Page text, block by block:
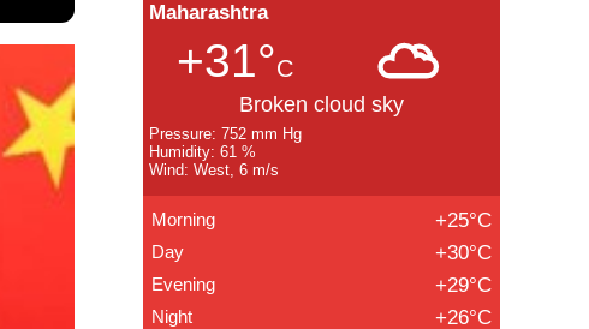
Maharashtra
+31°C
Broken cloud sky
Pressure: 752 mm Hg
Humidity: 61 %
Wind: West, 6 m/s
Morning +25°C
Day +30°C
Evening +29°C
Night +26°C